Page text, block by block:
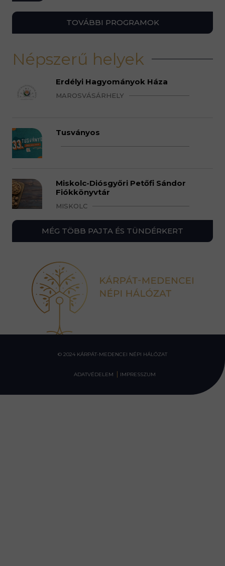
TOVÁBBI PROGRAMOK
Népszerű helyek
Erdélyi Hagyományok Háza
MAROSVÁSÁRHELY
Tusványos
Miskolc-Diósgyőri Petőfi Sándor
Fiókkönyvtár
MISKOLC
MÉG TÖBB PAJTA ÉS TÜNDÉRKERT
© 2024 KÁRPÁT-MEDENCEI NÉPI HÁLÓZAT
ADATVÉDELEM IMPRESSZUM